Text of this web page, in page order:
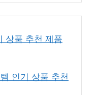
상품 추천 제품
인기 상품 추천